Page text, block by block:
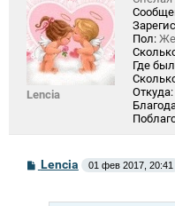
Lencia
Пол:
Где
Откуда:
СLencia 01 фев 2017, 20:41